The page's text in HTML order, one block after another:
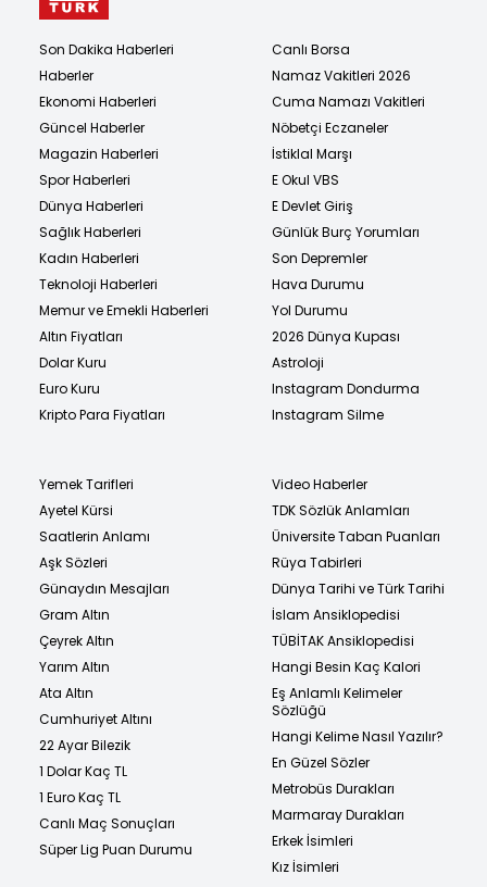
Son Dakika Haberleri
Haberler
Ekonomi Haberleri
Güncel Haberler
Magazin Haberleri
Spor Haberleri
Dünya Haberleri
Sağlık Haberleri
Kadın Haberleri
Teknoloji Haberleri
Memur ve Emekli Haberleri
Altın Fiyatları
Dolar Kuru
Euro Kuru
Kripto Para Fiyatları
Canlı Borsa
Namaz Vakitleri 2026
Cuma Namazı Vakitleri
Nöbetçi Eczaneler
İstiklal Marşı
E Okul VBS
E Devlet Giriş
Günlük Burç Yorumları
Son Depremler
Hava Durumu
Yol Durumu
2026 Dünya Kupası
Astroloji
Instagram Dondurma
Instagram Silme
Yemek Tarifleri
Ayetel Kürsi
Saatlerin Anlamı
Aşk Sözleri
Günaydın Mesajları
Gram Altın
Çeyrek Altın
Yarım Altın
Ata Altın
Cumhuriyet Altını
22 Ayar Bilezik
1 Dolar Kaç TL
1 Euro Kaç TL
Canlı Maç Sonuçları
Süper Lig Puan Durumu
Video Haberler
TDK Sözlük Anlamları
Üniversite Taban Puanları
Rüya Tabirleri
Dünya Tarihi ve Türk Tarihi
İslam Ansiklopedisi
TÜBİTAK Ansiklopedisi
Hangi Besin Kaç Kalori
Eş Anlamlı Kelimeler
Sözlüğü
Hangi Kelime Nasıl Yazılır?
En Güzel Sözler
Metrobüs Durakları
Marmaray Durakları
Erkek İsimleri
Kız İsimleri